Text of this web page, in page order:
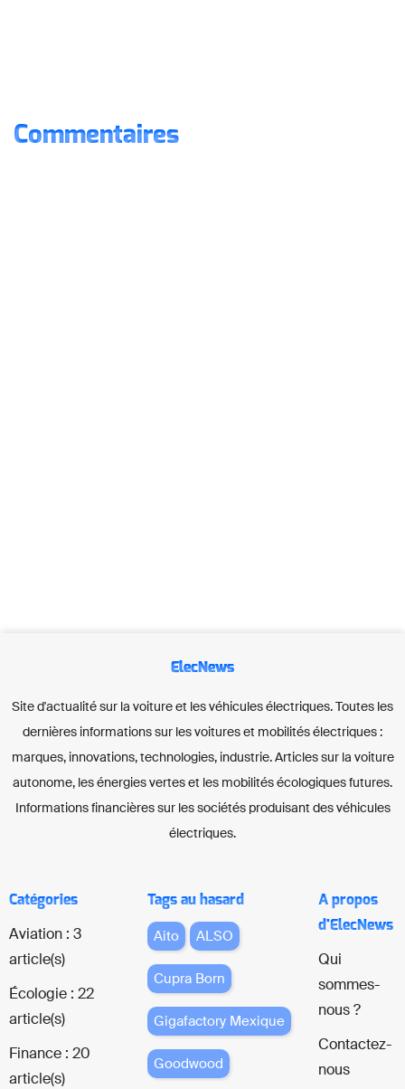
Commentaires
ElecNews
Site d'actualité sur la voiture et les véhicules électriques. Toutes les
dernières informations sur les voitures et mobilités électriques :
marques, innovations, technologies, industrie. Articles sur la voiture
autonome, les énergies vertes et les mobilités écologiques futures.
Informations financières sur les sociétés produisant des véhicules
électriques.
Catégories
Aviation : 3
article(s)
Écologie : 22
article(s)
Finance : 20
article(s)
Tags au hasard
Aito ALSO
Cupra Born
Gigafactory Mexique
Goodwood
A propos
d'ElecNews
Qui
sommes-
nous ?
Contactez-
nous